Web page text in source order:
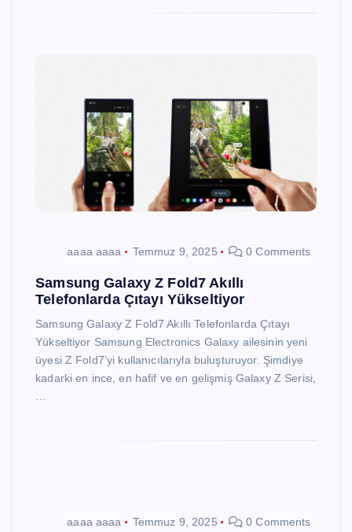
aaaa aaaa Temmuz 9, 2025 0 Comments
Samsung Galaxy Z Fold7 Akıllı
Telefonlarda Çıtayı Yükseltiyor
Samsung Galaxy Z Fold7 Akıllı Telefonlarda Çıtayı
Yükseltiyor Samsung Electronics Galaxy ailesinin yeni
üyesi Z Fold7’yi kullanıcılarıyla buluşturuyor. Şimdiye
kadarki en ince, en hafif ve en gelişmiş Galaxy Z Serisi,
aaaa aaaa Temmuz 9, 2025 0 Comments